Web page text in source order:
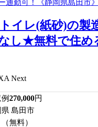
イレ(紙砂)の製
し★無料で住め
Next
270,000円
島田市
無料）